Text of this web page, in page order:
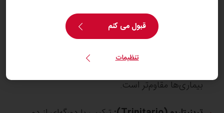
بازدهی آن در هر هکتار پایین است و به بیماری‌ها
حساسیت زیادی دارد.
طعمی اندکی تلخ‌تر دارد،
بیماری‌ها مقاوم‌تر است.
قبول می کنم
تنظیمات